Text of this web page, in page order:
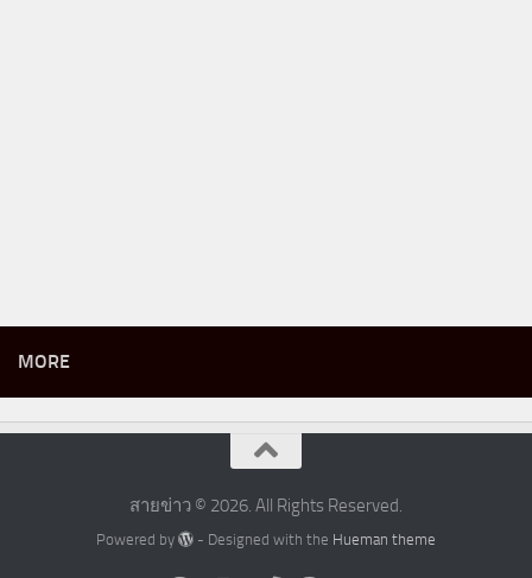
MORE
สายข่าว © 2026. All Rights Reserved.
Powered by - Designed with the Hueman theme